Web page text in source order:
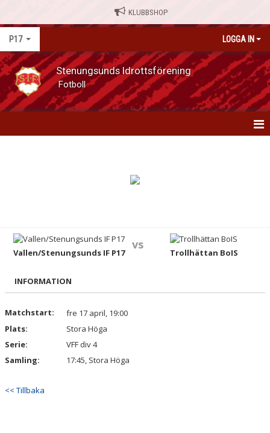
KLUBBSHOP
P17 LOGGA IN
Stenungsunds Idrottsförening
Fotboll
TRUPPEN
BILDGALLERI
KONTAKT
Vallen/Stenungsunds IF P17
vs
Trollhättan BoIS
INFORMATION
Matchstart:
fre 17 april, 19:00
Plats:
Stora Höga
Serie:
VFF div 4
Samling:
17:45, Stora Höga
<< Tillbaka